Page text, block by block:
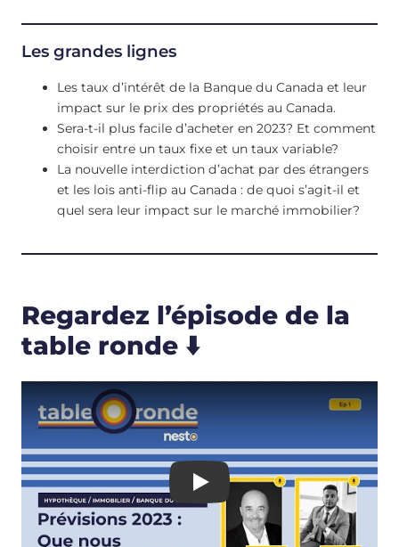
Les grandes lignes
Les taux d’intérêt de la Banque du Canada et leur
impact sur le prix des propriétés au Canada.
Sera-t-il plus facile d’acheter en 2023? Et comment
choisir entre un taux fixe et un taux variable?
La nouvelle interdiction d’achat par des étrangers
et les lois anti-flip au Canada : de quoi s’agit-il et
quel sera leur impact sur le marché immobilier?
Regardez l’épisode de la
table ronde ⬇️
Play